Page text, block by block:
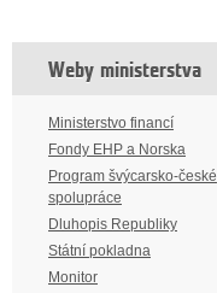
Weby ministerstva
Ministerstvo financí
Fondy EHP a Norska
Program švýcarsko-české
spolupráce
Dluhopis Republiky
Státní pokladna
Monitor